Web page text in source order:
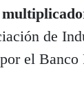
de
el Banco